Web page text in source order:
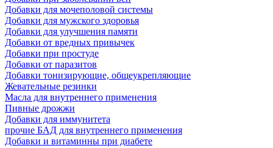
Добавки для мочеполовой системы
Добавки для мужского здоровья
Добавки для улучшения памяти
Добавки от вредных привычек
Добавки при простуде
Добавки от паразитов
Добавки тонизирующие, общеукрепляющие
Жевательные резинки
Масла для внутреннего применения
Пивные дрожжи
Добавки для иммунитета
прочие БАД для внутреннего применения
Добавки и витаминны при диабете